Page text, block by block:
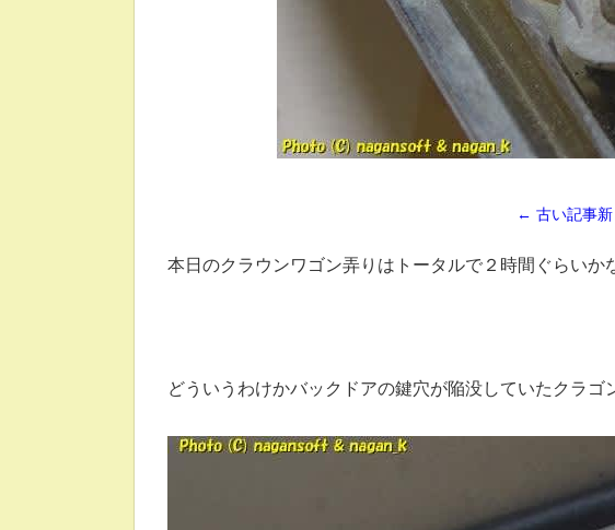
← 古い記事
本日のクラウンワゴン弄りはトータルで２時間ぐらいか
どういうわけかバックドアの鍵穴が陥没していたクラゴ